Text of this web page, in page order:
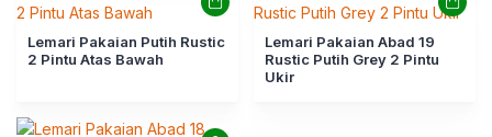
Lemari Pakaian Putih Rustic
2 Pintu Atas Bawah
Lemari Pakaian Abad 19
Rustic Putih Grey 2 Pintu
Ukir